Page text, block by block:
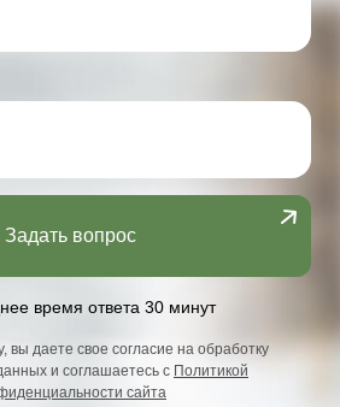
Задать вопрос
время ответа 30 минут
вы даете свое согласие на обработку
и соглашаетесь с Политикой
сайта